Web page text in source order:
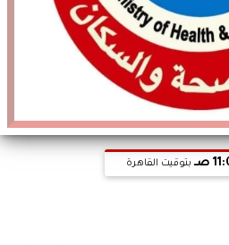
صـ بتوقيت القاهرة